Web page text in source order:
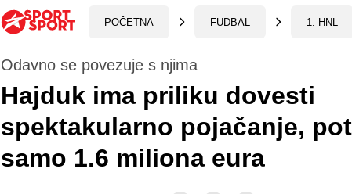
POČETNA FUDBAL 1. HNL
Odavno se povezuje s njima
Hajduk ima priliku dovesti
spektakularno pojačanje,
samo 1.6 miliona eura